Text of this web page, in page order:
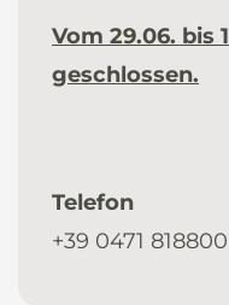
Vom 29.06. bis
geschlossen.
Telefon
+39 0471 818800